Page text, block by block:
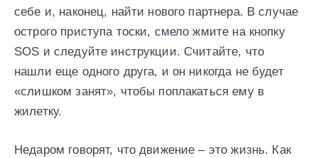
себе и, наконец, найти нового партнера. В случае
острого приступа тоски, смело жмите на кнопку
SOS и следуйте инструкции. Считайте, что
нашли еще одного друга, и он никогда не будет
«слишком занят», чтобы поплакаться ему в
жилетку.
Недаром говорят, что движение – это жизнь. Как